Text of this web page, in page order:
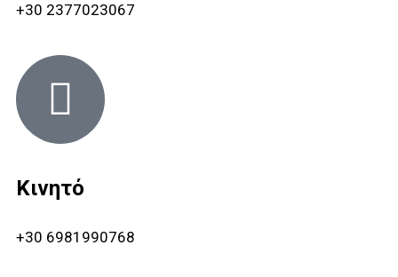
+30 2377023067
Κινητό
+30 6981990768